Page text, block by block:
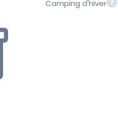
Camping d'hiver